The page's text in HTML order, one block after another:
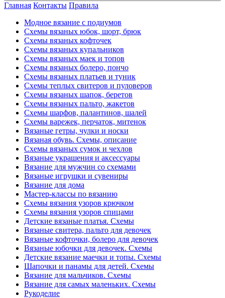
Главная Контакты Правила
Модное вязание с подиумов
Схемы вязаных юбок, шорт, брюк
Схемы вязаных кофточек
Схемы вязаных купальников
Схемы вязаных маек и топов
Схемы вязаных болеро, пончо
Схемы вязаных платьев и туник
Схемы теплых свитеров и пуловеров
Схемы вязаных шапок, беретов
Схемы вязаных пальто, жакетов
Схемы шарфов, палантинов, шалей
Схемы варежек, перчаток, митенок
Вязаные гетры, чулки и носки
Вязаная обувь. Схемы, описание
Схемы вязаных сумок и чехлов
Вязаные украшения и аксессуары
Вязание для мужчин со схемами
Вязаные игрушки и сувениры
Вязание для дома
Мастер-классы по вязанию
Схемы вязания узоров крючком
Схемы вязания узоров спицами
Детские вязаные платья. Схемы
Вязаные свитера, пальто для девочек
Вязаные кофточки, болеро для девочек
Вязаные юбочки для девочек. Схемы
Детские вязание маечки и топы. Схемы
Шапочки и панамы для детей. Схемы
Вязание для мальчиков. Схемы
Вязание для самых маленьких. Схемы
Рукоделие